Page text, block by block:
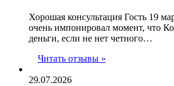
Хорошая консультация Гость 19
очень импонировал момент, что
деньги, если не нет четного…
Читать отзывы »
29.07.2026